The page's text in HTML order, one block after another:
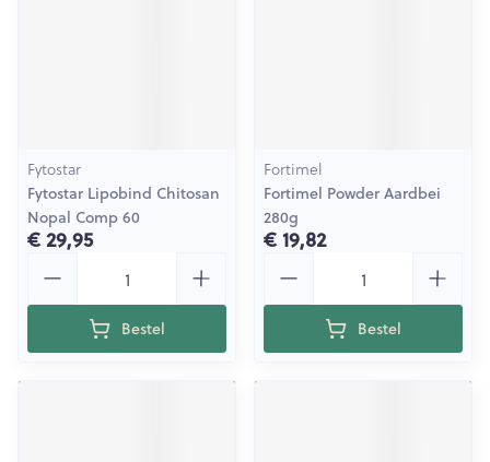
Fytostar
Fytostar Lipobind Chitosan
Nopal Comp 60
€ 29,95
Bestel
Fortimel
Fortimel Powder Aardbei
280g
€ 19,82
Bestel